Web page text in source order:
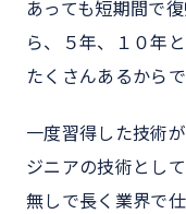
あっても短期間で
ら、５年、１０年
たくさんあるからで
一度習得した技術
ジニアの技術とし
無しで長く業界で